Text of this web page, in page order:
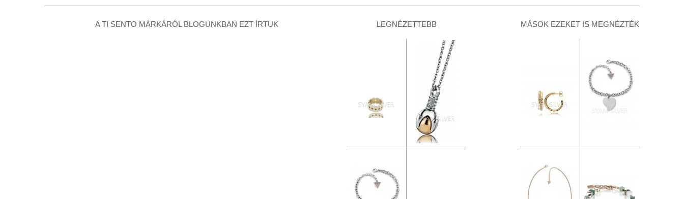
+ KOSÁRBA + KOSÁRBA
A TI SENTO MÁRKÁRÓL BLOGUNKBAN EZT ÍRTUK LEGNÉZETTEBB MÁSOK EZEKET IS MEGNÉZTÉK